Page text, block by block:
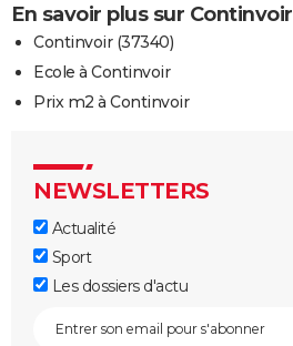
En savoir plus sur Continvoir
Continvoir (37340)
Ecole à Continvoir
Prix m2 à Continvoir
NEWSLETTERS
Actualité
Sport
Les dossiers d'actu